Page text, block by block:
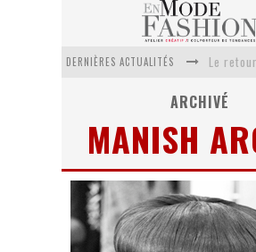
DERNIÈRES ACTUALITÉS
ARCHIVÉ
MANISH